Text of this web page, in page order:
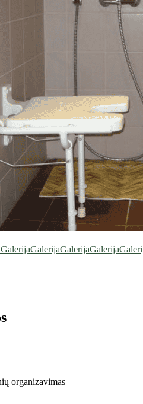
GalerijaGalerijaGalerijaGalerija
organizavimas